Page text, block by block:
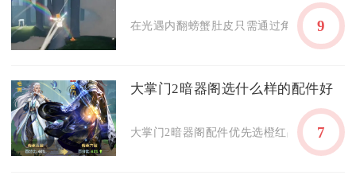
在光遇内翻螃蟹肚皮只需通过角色蓄力释
9
大掌门2暗器阁选什么样的配件好
大掌门2暗器阁配件优先选橙红品质的锐刃
7